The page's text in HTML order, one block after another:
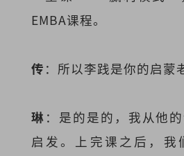
EMBA课程。
传 ：所以李践是你的启蒙
琳 ：是的是的，我从他
启发。上完课之后，我